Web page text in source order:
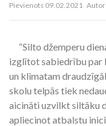
Pievienots 09.02.2021
“Silto džemperu
izglītot sabiedrību par
un klimatam
skolu telpās tiek
aicināti uzvilkt siltāku
apliecinot atbalstu